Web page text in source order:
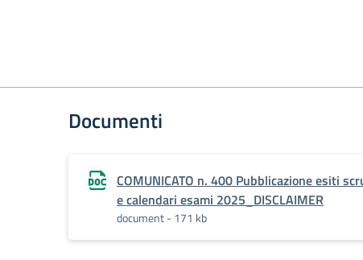
Documenti
COMUNICATO n. 400 Pubblicazione esiti
e calendari esami 2025_DISCLAIMER
document - 171 kb